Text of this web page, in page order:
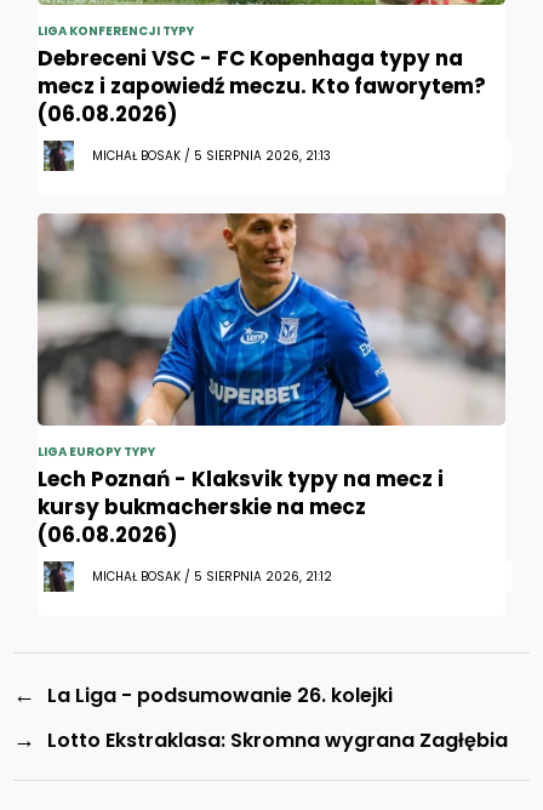
LIGA KONFERENCJI TYPY
Debreceni VSC - FC Kopenhaga typy na
mecz i zapowiedź meczu. Kto faworytem?
(06.08.2026)
MICHAŁ BOSAK / 5 SIERPNIA 2026, 21:13
LIGA EUROPY TYPY
Lech Poznań - Klaksvik typy na mecz i
kursy bukmacherskie na mecz
(06.08.2026)
MICHAŁ BOSAK / 5 SIERPNIA 2026, 21:12
← La Liga - podsumowanie 26. kolejki
→ Lotto Ekstraklasa: Skromna wygrana Zagłębia